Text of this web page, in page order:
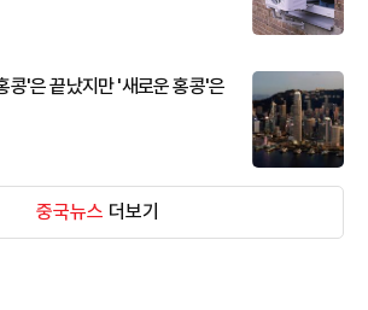
콩'은 끝났지만 '새로운 홍콩'은
중국뉴스 더보기